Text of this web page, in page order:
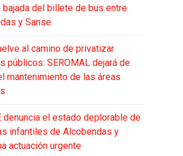
bajada del billete de bus entre
y Sanse
al camino de privatizar
públicos: SEROMAL dejará de
mantenimiento de las áreas
denuncia el estado deplorable de
infantiles de Alcobendas y
actuación urgente